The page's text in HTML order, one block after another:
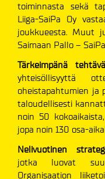
toiminnasta sekä
Liiga-SaiPa Oy
joukkueesta. Muut
Saimaan Pallo –
Tärkeimpänä
yhteisöllisyyttä
oheistapahtumien ja
taloudellisesti
noin 50
jopa noin 130 osa-
Nelivuotinen
jotka luovat
Organisaation